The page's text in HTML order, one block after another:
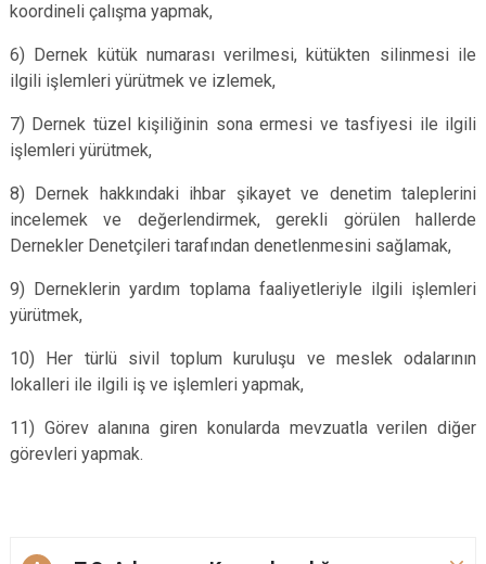
koordineli çalışma yapmak,
6) Dernek kütük numarası verilmesi, kütükten silinmesi ile
ilgili işlemleri yürütmek ve izlemek,
7) Dernek tüzel kişiliğinin sona ermesi ve tasfiyesi ile ilgili
işlemleri yürütmek,
8) Dernek hakkındaki ihbar şikayet ve denetim taleplerini
incelemek ve değerlendirmek, gerekli görülen hallerde
Dernekler Denetçileri tarafından denetlenmesini sağlamak,
9) Derneklerin yardım toplama faaliyetleriyle ilgili işlemleri
yürütmek,
10) Her türlü sivil toplum kuruluşu ve meslek odalarının
lokalleri ile ilgili iş ve işlemleri yapmak,
11) Görev alanına giren konularda mevzuatla verilen diğer
görevleri yapmak.